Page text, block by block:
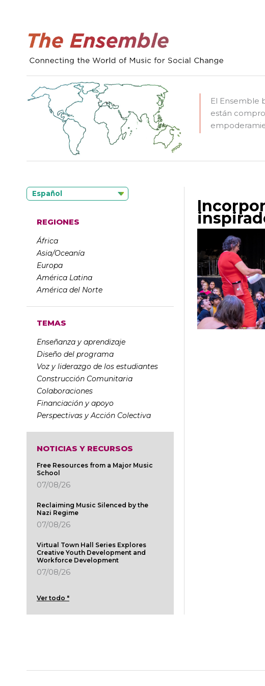
El Ensemble
están
Español
REGIONES
África
Asia/Oceanía
Europa
América Latina
América del Norte
TEMAS
Enseñanza y aprendizaje
Diseño del programa
Voz y liderazgo de los estudiantes
Construcción Comunitaria
Colaboraciones
Financiación y apoyo
Perspectivas y Acción Colectiva
NOTICIAS Y RECURSOS
Free Resources from a Major Music
School
07/08/26
Reclaiming Music Silenced by the
Nazi Regime
07/08/26
Virtual Town Hall Series Explores
Creative Youth Development and
Workforce Development
07/08/26
Ver todo "